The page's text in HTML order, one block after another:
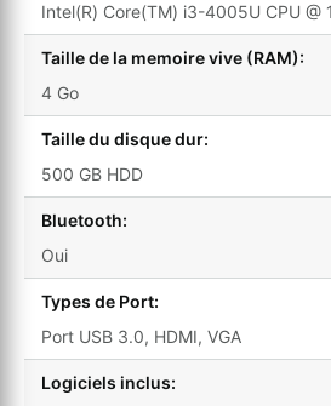
Intel(R) Core(TM) i3-4005U CPU @
Taille de la memoire vive (RAM):
4 Go
Taille du disque dur:
500 GB HDD
Bluetooth:
Oui
Types de Port:
Port USB 3.0, HDMI, VGA
Logiciels inclus: